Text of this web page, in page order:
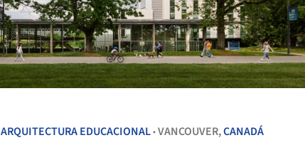
+ 22
ARQUITECTURA EDUCACIONAL•VANCOUVER,CANADÁ